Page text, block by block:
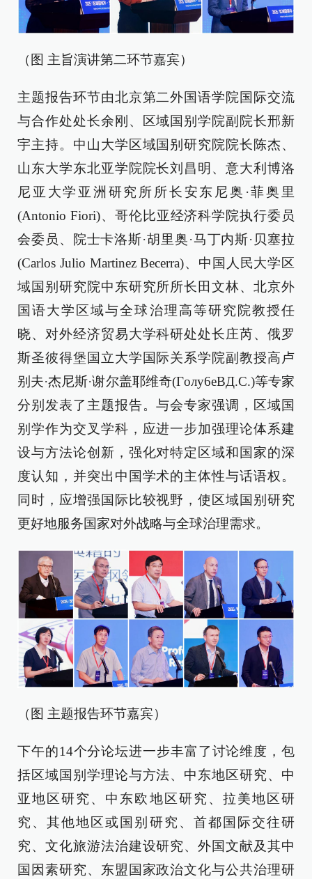
（图 主旨演讲第二环节嘉宾）
主题报告环节由北京第二外国语学院国际交流
与合作处处长余刚、区域国别学院副院长邢新
宇主持。中山大学区域国别研究院院长陈杰、
山东大学东北亚学院院长刘昌明、意大利博洛
尼亚大学亚洲研究所所长安东尼奥·菲奥里
(Antonio Fiori)、哥伦比亚经济科学院执行委员
会委员、院士卡洛斯·胡里奥·马丁内斯·贝塞拉
(Carlos Julio Martinez Becerra)、中国人民大学区
域国别研究院中东研究所所长田文林、北京外
国语大学区域与全球治理高等研究院教授任
晓、对外经济贸易大学科研处处长庄芮、俄罗
斯圣彼得堡国立大学国际关系学院副教授高卢
别夫·杰尼斯·谢尔盖耶维奇(Гoлy6eBД.C.)等专家
分别发表了主题报告。与会专家强调，区域国
别学作为交叉学科，应进一步加强理论体系建
设与方法论创新，强化对特定区域和国家的深
度认知，并突出中国学术的主体性与话语权。
同时，应增强国际比较视野，使区域国别研究
更好地服务国家对外战略与全球治理需求。
（图 主题报告环节嘉宾）
下午的14个分论坛进一步丰富了讨论维度，包
括区域国别学理论与方法、中东地区研究、中
亚地区研究、中东欧地区研究、拉美地区研
究、其他地区或国别研究、首都国际交往研
究、文化旅游法治建设研究、外国文献及其中
国因素研究、东盟国家政治文化与公共治理研